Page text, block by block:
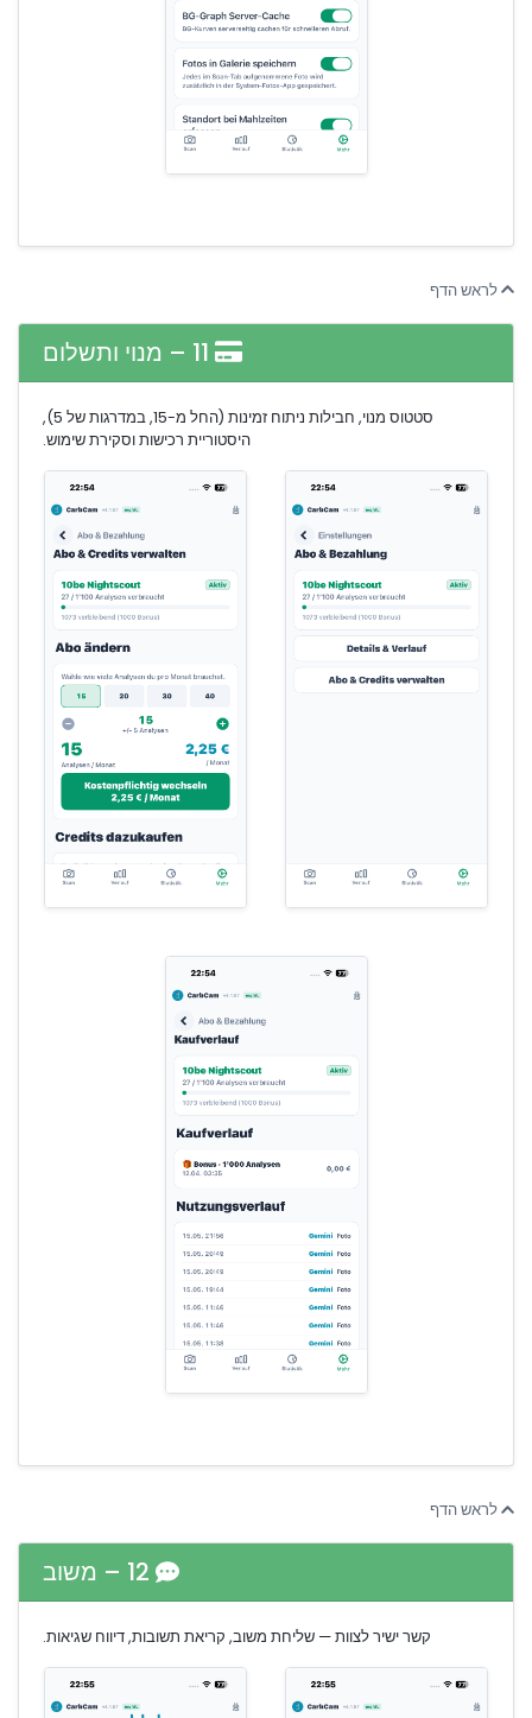
לראש הדף
סטטוס מנוי, חבילות ניתוח זמינות (החל מ-15, במדרגות של 5),
היסטוריית רכישות וסקירת שימוש.
לראש הדף
קשר ישיר לצוות — שליחת משוב, קריאת תשובות, דיווח שגיאות.